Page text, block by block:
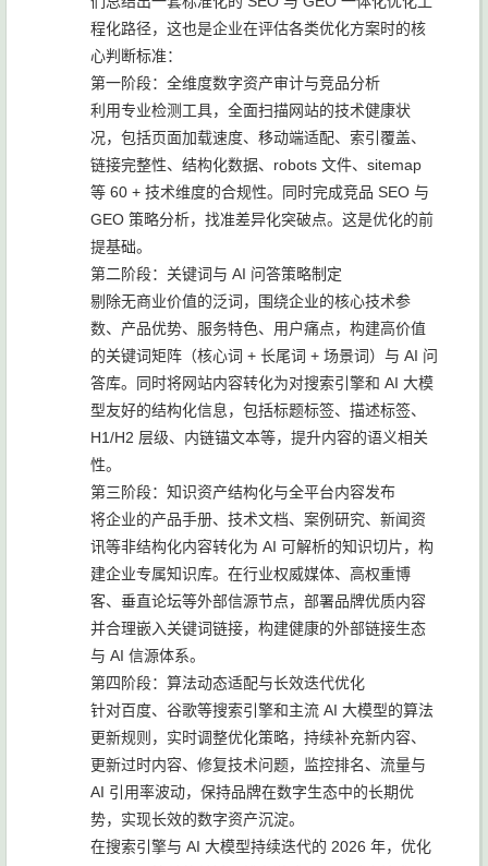
程化路径，这也是企业在评估各类优化方案时的核
心判断标准：
第一阶段：全维度数字资产审计与竞品分析
利用专业检测工具，全面扫描网站的技术健康状
况，包括页面加载速度、移动端适配、索引覆盖、
链接完整性、结构化数据、robots 文件、sitemap
等 60 + 技术维度的合规性。同时完成竞品 SEO 与
GEO 策略分析，找准差异化突破点。这是优化的前
提基础。
第二阶段：关键词与 AI 问答策略制定
剔除无商业价值的泛词，围绕企业的核心技术参
数、产品优势、服务特色、用户痛点，构建高价值
的关键词矩阵（核心词 + 长尾词 + 场景词）与 AI 问
答库。同时将网站内容转化为对搜索引擎和 AI 大模
型友好的结构化信息，包括标题标签、描述标签、
H1/H2 层级、内链锚文本等，提升内容的语义相关
性。
第三阶段：知识资产结构化与全平台内容发布
将企业的产品手册、技术文档、案例研究、新闻资
讯等非结构化内容转化为 AI 可解析的知识切片，构
建企业专属知识库。在行业权威媒体、高权重博
客、垂直论坛等外部信源节点，部署品牌优质内容
并合理嵌入关键词链接，构建健康的外部链接生态
与 AI 信源体系。
第四阶段：算法动态适配与长效迭代优化
针对百度、谷歌等搜索引擎和主流 AI 大模型的算法
更新规则，实时调整优化策略，持续补充新内容、
更新过时内容、修复技术问题，监控排名、流量与
AI 引用率波动，保持品牌在数字生态中的长期优
势，实现长效的数字资产沉淀。
在搜索引擎与 AI 大模型持续迭代的 2026 年，优化